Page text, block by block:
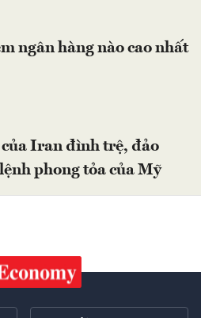
ngân hàng nào cao nhất
Iran đình trệ, đảo
phong tỏa của Mỹ